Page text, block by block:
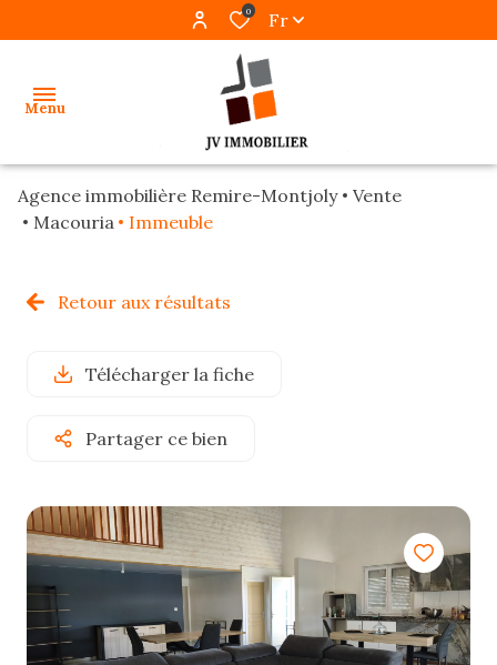
0 Fr
Menu
accueil
locations
gestion
neufs
e-
mail
estimation
contact
Agence immobilière Remire-Montjoly
Vente
Macouria
Immeuble
Retour aux résultats
Télécharger la fiche
Partager ce bien